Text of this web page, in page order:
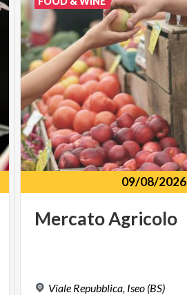
09/08/2026
MercatoAgricolo
Viale Repubblica, Iseo (BS)